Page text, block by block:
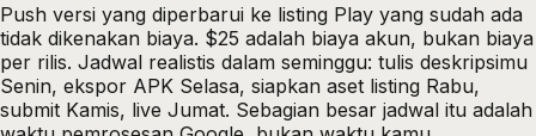
Push versi yang diperbarui ke listing Play yang sudah ada
tidak dikenakan biaya. $25 adalah biaya akun, bukan biaya
per rilis. Jadwal realistis dalam seminggu: tulis deskripsimu
Senin, ekspor APK Selasa, siapkan aset listing Rabu,
submit Kamis, live Jumat. Sebagian besar jadwal itu adalah